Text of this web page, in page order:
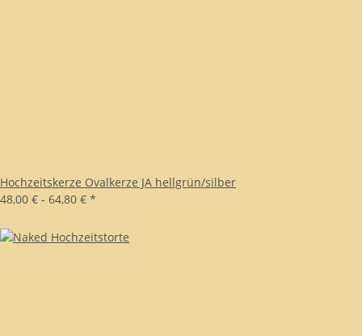
Hochzeitskerze Ovalkerze JA hellgrün/silber
48,00 € - 64,80 € *